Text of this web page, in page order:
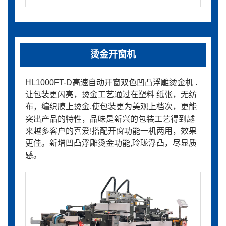
烫金开窗机
HL1000FT-D高速自动开窗双色凹凸浮雕烫金机 .
让包装更闪亮，烫金工艺通过在塑料 纸张，无纺
布，编织膜上烫金,使包装更为美观上档次，更能
突出产品的特性，品味是新兴的包装工艺得到越
来越多客户的喜爱!搭配开窗功能一机两用，效果
更佳。新增凹凸浮雕烫金功能,玲珑浮凸，尽显质
感。